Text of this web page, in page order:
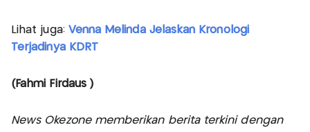
Lihat juga: Venna Melinda Jelaskan Kronologi
Terjadinya KDRT
(Fahmi Firdaus )
News Okezone memberikan berita terkini dengan